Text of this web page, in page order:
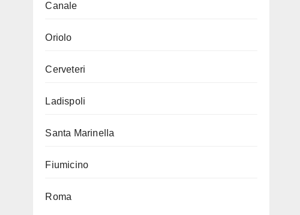
Canale
Oriolo
Cerveteri
Ladispoli
Santa Marinella
Fiumicino
Roma